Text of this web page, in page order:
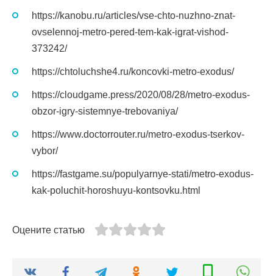
https://kanobu.ru/articles/vse-chto-nuzhno-znat-
ovselennoj-metro-pered-tem-kak-igrat-vishod-
373242/
https://chtoluchshe4.ru/koncovki-metro-exodus/
https://cloudgame.press/2020/08/28/metro-exodus-
obzor-igry-sistemnye-trebovaniya/
https://www.doctorrouter.ru/metro-exodus-tserkov-
vybor/
https://fastgame.su/populyarnye-stati/metro-exodus-
kak-poluchit-horoshuyu-kontsovku.html
Оцените статью